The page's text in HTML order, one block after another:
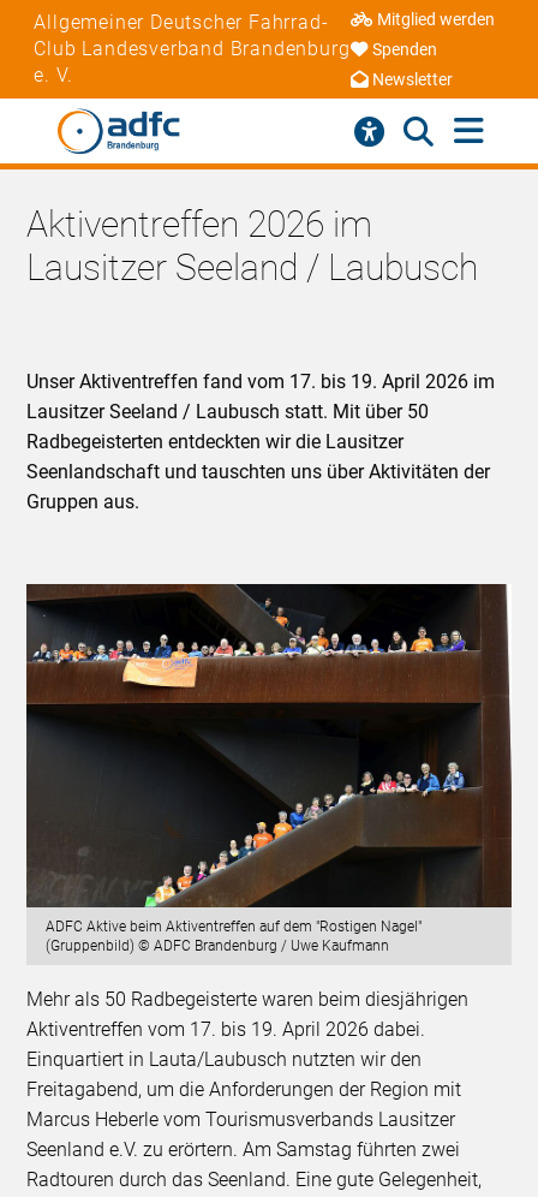
Allgemeiner Deutscher Fahrrad-
Club Landesverband Brandenburg
e. V.
Mitglied werden
Spenden
Newsletter
Aktiventreffen 2026 im
Lausitzer Seeland / Laubusch
Unser Aktiventreffen fand vom 17. bis 19. April 2026 im
Lausitzer Seeland / Laubusch statt. Mit über 50
Radbegeisterten entdeckten wir die Lausitzer
Seenlandschaft und tauschten uns über Aktivitäten der
Gruppen aus.
ADFC Aktive beim Aktiventreffen auf dem "Rostigen Nagel"
(Gruppenbild) © ADFC Brandenburg / Uwe Kaufmann
Mehr als 50 Radbegeisterte waren beim diesjährigen
Aktiventreffen vom 17. bis 19. April 2026 dabei.
Einquartiert in Lauta/Laubusch nutzten wir den
Freitagabend, um die Anforderungen der Region mit
Marcus Heberle vom Tourismusverbands Lausitzer
Seenland e.V. zu erörtern. Am Samstag führten zwei
Radtouren durch das Seenland. Eine gute Gelegenheit,